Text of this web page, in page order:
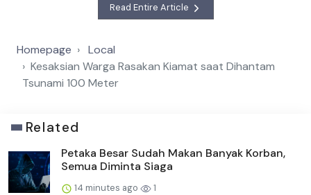
Read Entire Article
Homepage
Local
Kesaksian Warga Rasakan Kiamat saat Dihantam
Tsunami 100 Meter
Related
Petaka Besar Sudah Makan Banyak Korban,
Semua Diminta Siaga
14 minutes ago 1